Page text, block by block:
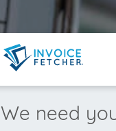
We need